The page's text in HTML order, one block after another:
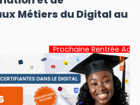
Métiers du Digital au
Prochaine Rentrée Académique: 22